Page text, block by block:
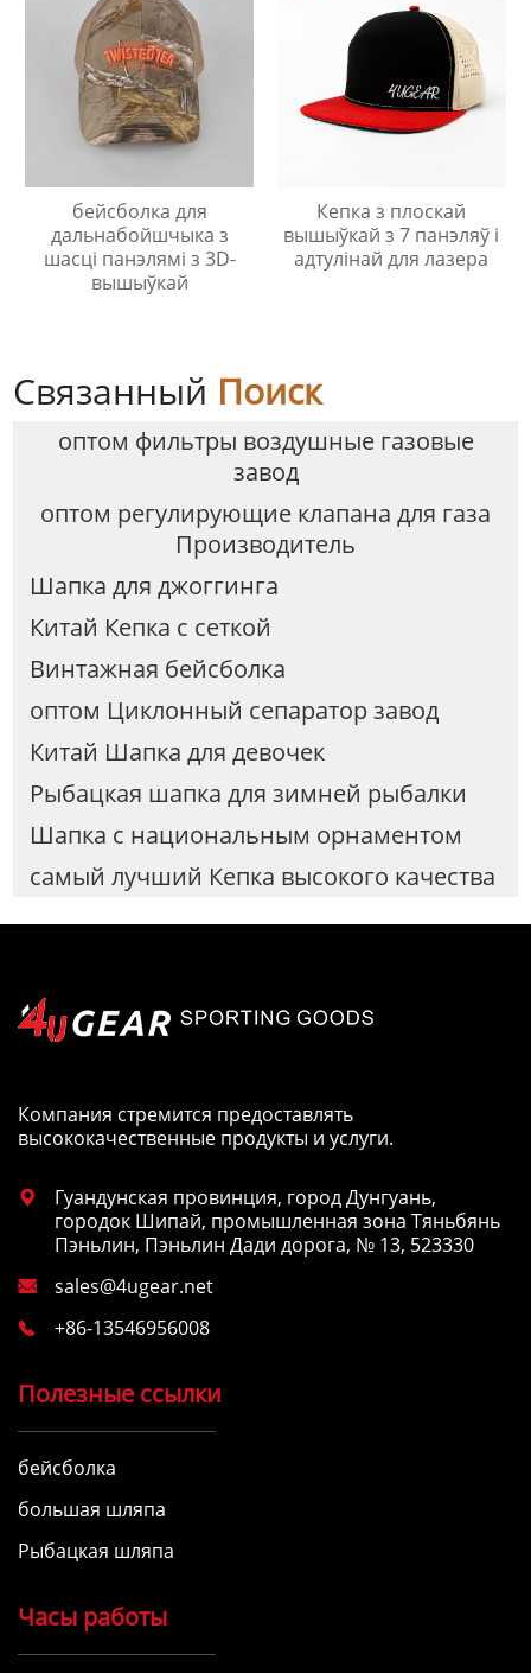
бейсболка для
дальнабойшчыка з
шасці панэлямі з 3D-
вышыўкай
Кепка з плоскай
вышыўкай з 7 панэляў і
адтулінай для лазера
Связанный Поиск
оптом фильтры воздушные газовые
завод
оптом регулирующие клапана для газа
Производитель
Шапка для джоггинга
Китай Кепка с сеткой
Винтажная бейсболка
оптом Циклонный сепаратор завод
Китай Шапка для девочек
Рыбацкая шапка для зимней рыбалки
Шапка с национальным орнаментом
самый лучший Кепка высокого качества
Компания стремится предоставлять
высококачественные продукты и услуги.

Гуандунская провинция, город Дунгуань,
городок Шипай, промышленная зона Тяньбянь
Пэньлин, Пэньлин Дади дорога, № 13, 523330
 sales@4ugear.net
 +86-13546956008
Полезные ссылки
бейсболка
большая шляпа
Рыбацкая шляпа
Часы работы